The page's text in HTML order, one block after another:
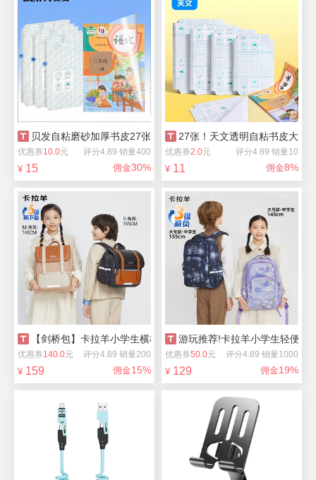
贝发自粘磨砂加厚书皮27张+30枚姓名贴
优惠券10.0元 评分4.89 销量400
¥ 15 佣金30%
27张！天文透明自粘书皮大中
优惠券2.0元 评分4.89 销量10
¥ 11 佣金8%
【剑桥包】卡拉羊小学生横板书包
优惠券140.0元 评分4.89 销量200
¥ 159 佣金15%
游玩推荐!卡拉羊小学生轻便双
优惠券50.0元 评分4.89 销量1000
¥ 129 佣金19%